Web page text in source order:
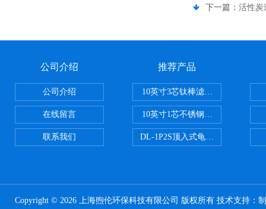
下一篇： 活性炭
公司介绍
公司介绍
在线留言
联系我们
推荐产品
10英寸3芯钛棒滤芯过滤器
10英寸1芯不锈钢钛棒过滤器
DL-1P2S顶入式龟背过滤器
Copyright © 2026 上海煦伦环保科技有限公司 版权所有 技术支持：